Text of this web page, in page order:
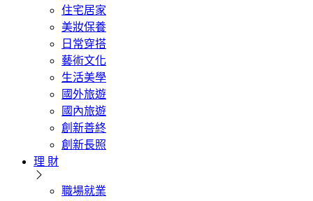
住宅居家
美妝保養
日常穿搭
藝術文化
生活美學
國外旅遊
國內旅遊
創新善終
創新長照
理 財
職場就業